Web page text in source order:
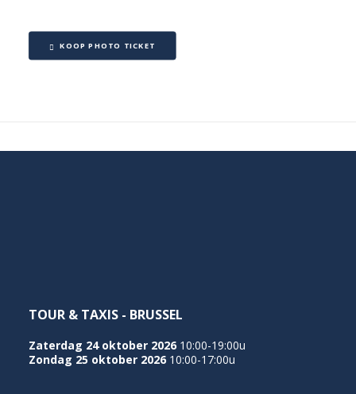
KOOP PHOTO TICKET
TOUR & TAXIS - BRUSSEL
Zaterdag 24 oktober 2026 10:00-19:00u
Zondag 25 oktober 2026 10:00-17:00u